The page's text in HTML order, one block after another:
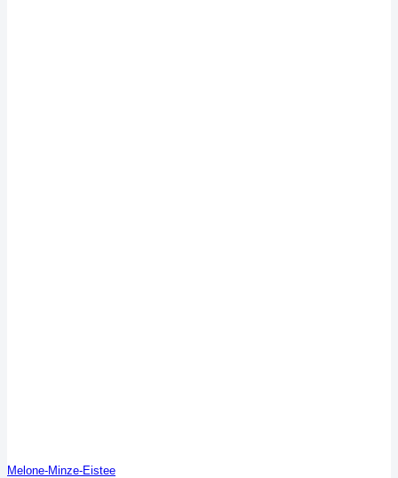
Melone-Minze-Eistee